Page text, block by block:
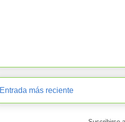
Entrada más reciente